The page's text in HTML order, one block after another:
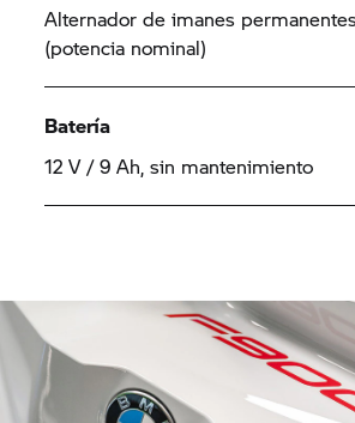
Alternador de imanes
(potencia nominal)
Batería
12 V / 9 Ah, sin mantenimiento